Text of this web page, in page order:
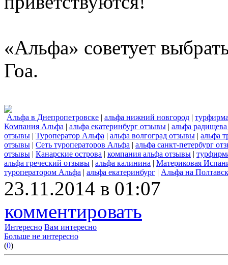
«Альфа» советует
Гоа.
Альфа в Днепропетровске | альфа нижний новгород |
Компания Альфа | альфа екатеринбург отзывы | альфа
отзывы | Туроператор Альфа | альфа волгоград отзывы | альфа
отзывы | Сеть туроператоров Альфа | альфа санкт-петербург
отзывы | Канарские острова | компания альфа отзывы |
альфа греческий отзывы | альфа калинина | Материковая
туроператором Альфа | альфа екатеринбург | Альфа на
23.11.2014 в 01:07
комментировать
Интересно Вам интересно
Больше не интересно
(0)